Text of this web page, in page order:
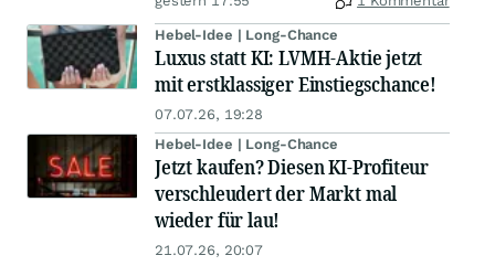
Hebel-Idee | Long-Chance
Luxus statt KI: LVMH-Aktie jetzt
mit erstklassiger Einstiegschance!
07.07.26, 19:28
Hebel-Idee | Long-Chance
Jetzt kaufen? Diesen KI-Profiteur
verschleudert der Markt mal
wieder für lau!
21.07.26, 20:07